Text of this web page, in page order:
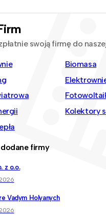
swoją firmę do
Biomasa
Kolektory
firmy
z o.o.
Vadym Holyanych